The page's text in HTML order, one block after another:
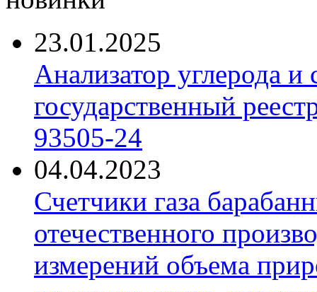
23.01.2025
Анализатор углерода
государственный
93505-24
04.04.2023
Счетчики газа
отечественного
измерений объема